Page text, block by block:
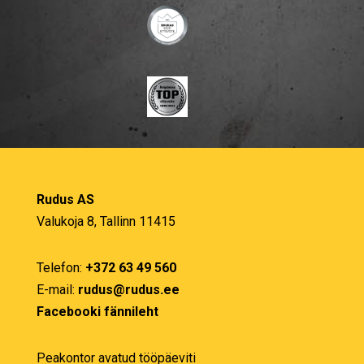
Rudus AS
Valukoja 8, Tallinn 11415
Telefon: +372 63 49 560
E-mail: rudus@rudus.ee
Facebooki fännileht
Peakontor avatud tööpäeviti